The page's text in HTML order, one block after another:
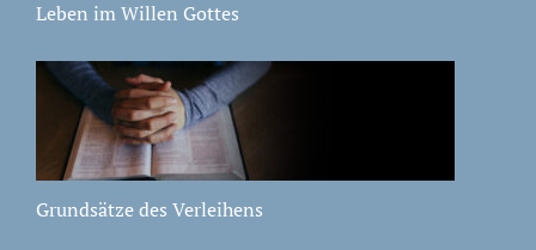
Leben im Willen Gottes
Grundsätze des Verleihens